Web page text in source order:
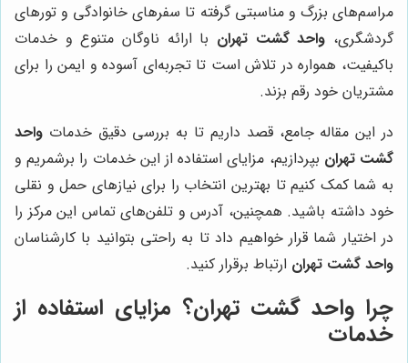
مراسم‌های بزرگ و مناسبتی گرفته تا سفرهای خانوادگی و تورهای
گردشگری، واحد گشت تهران با ارائه ناوگان متنوع و خدمات
باکیفیت، همواره در تلاش است تا تجربه‌ای آسوده و ایمن را برای
مشتریان خود رقم بزند.
در این مقاله جامع، قصد داریم تا به بررسی دقیق خدمات واحد
گشت تهران بپردازیم، مزایای استفاده از این خدمات را برشمریم و
به شما کمک کنیم تا بهترین انتخاب را برای نیازهای حمل و نقلی
خود داشته باشید. همچنین، آدرس و تلفن‌های تماس این مرکز را
در اختیار شما قرار خواهیم داد تا به راحتی بتوانید با کارشناسان
واحد گشت تهران ارتباط برقرار کنید.
چرا واحد گشت تهران؟ مزایای استفاده از
خدمات